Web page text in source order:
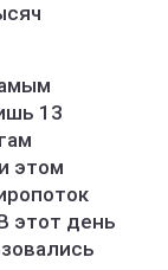
13
этом
этот день